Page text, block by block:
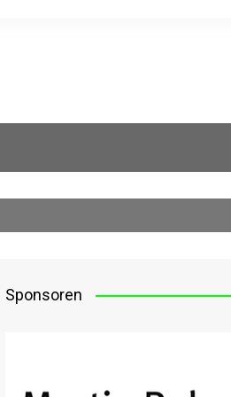
Sponsoren